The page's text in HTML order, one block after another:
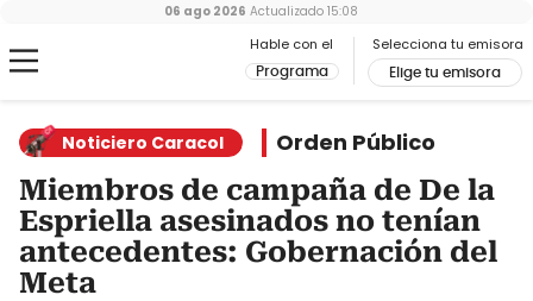
Hable con el
Programa
Selecciona tu emisora
Elige tu emisora
06 ago 2026 Actualizado 15:08
Noticiero Caracol Orden Público
Miembros de campaña de De la
Espriella asesinados no tenían
antecedentes: Gobernación del
Meta